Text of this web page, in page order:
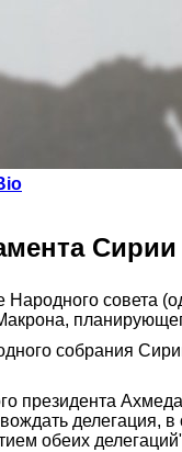
совета
собрания
президента
делегация,
обеих